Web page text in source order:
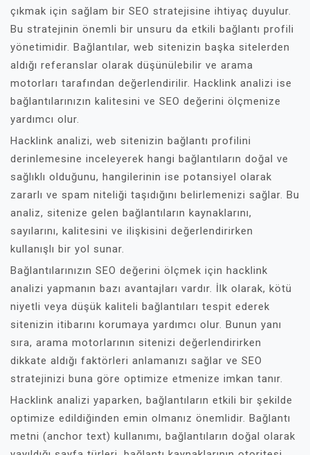
çıkmak için sağlam bir SEO stratejisine ihtiyaç duyulur.
Bu stratejinin önemli bir unsuru da etkili bağlantı profili
yönetimidir. Bağlantılar, web sitenizin başka sitelerden
aldığı referanslar olarak düşünülebilir ve arama
motorları tarafından değerlendirilir. Hacklink analizi ise
bağlantılarınızın kalitesini ve SEO değerini ölçmenize
yardımcı olur.
Hacklink analizi, web sitenizin bağlantı profilini
derinlemesine inceleyerek hangi bağlantıların doğal ve
sağlıklı olduğunu, hangilerinin ise potansiyel olarak
zararlı ve spam niteliği taşıdığını belirlemenizi sağlar. Bu
analiz, sitenize gelen bağlantıların kaynaklarını,
sayılarını, kalitesini ve ilişkisini değerlendirirken
kullanışlı bir yol sunar.
Bağlantılarınızın SEO değerini ölçmek için hacklink
analizi yapmanın bazı avantajları vardır. İlk olarak, kötü
niyetli veya düşük kaliteli bağlantıları tespit ederek
sitenizin itibarını korumaya yardımcı olur. Bunun yanı
sıra, arama motorlarının sitenizi değerlendirirken
dikkate aldığı faktörleri anlamanızı sağlar ve SEO
stratejinizi buna göre optimize etmenize imkan tanır.
Hacklink analizi yaparken, bağlantıların etkili bir şekilde
optimize edildiğinden emin olmanız önemlidir. Bağlantı
metni (anchor text) kullanımı, bağlantıların doğal olarak